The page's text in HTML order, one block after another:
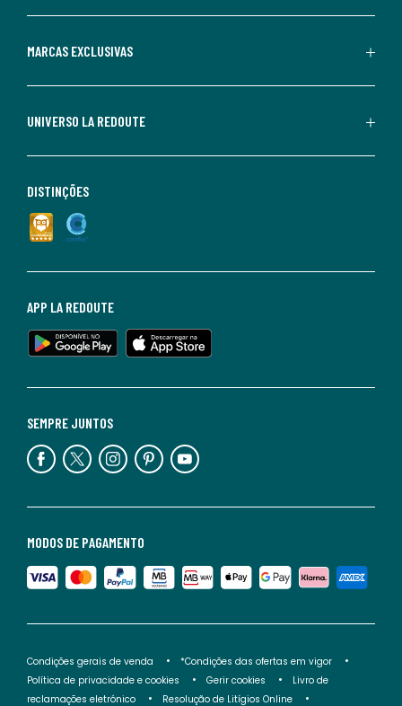
MARCAS EXCLUSIVAS
UNIVERSO LA REDOUTE
MODOS DE PAGAMENTO
SEMPRE JUNTOS
APP LA REDOUTE
DISTINÇÕES
Condições gerais de venda
*Condições das ofertas em vigor
Política de privacidade e cookies
Gerir cookies
Livro de
reclamações eletrónico
Resolução de Litígios Online